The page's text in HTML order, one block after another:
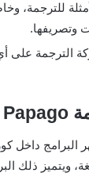
للترجمة،
وتصريفها.
الترجمة على
داخل